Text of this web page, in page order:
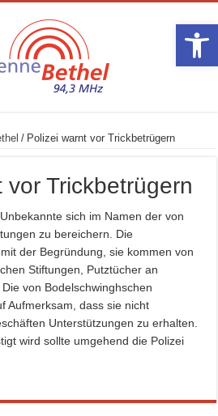
/ Polizei warnt vor Trickbetrügern
vor Trickbetrügern
sich im Namen der von
zu bereichern. Die
der Begründung, sie kommen von
Stiftungen, Putztücher an
von Bodelschwinghschen
Aufmerksam, dass sie nicht
Unterstützungen zu erhalten.
wird sollte umgehend die Polizei